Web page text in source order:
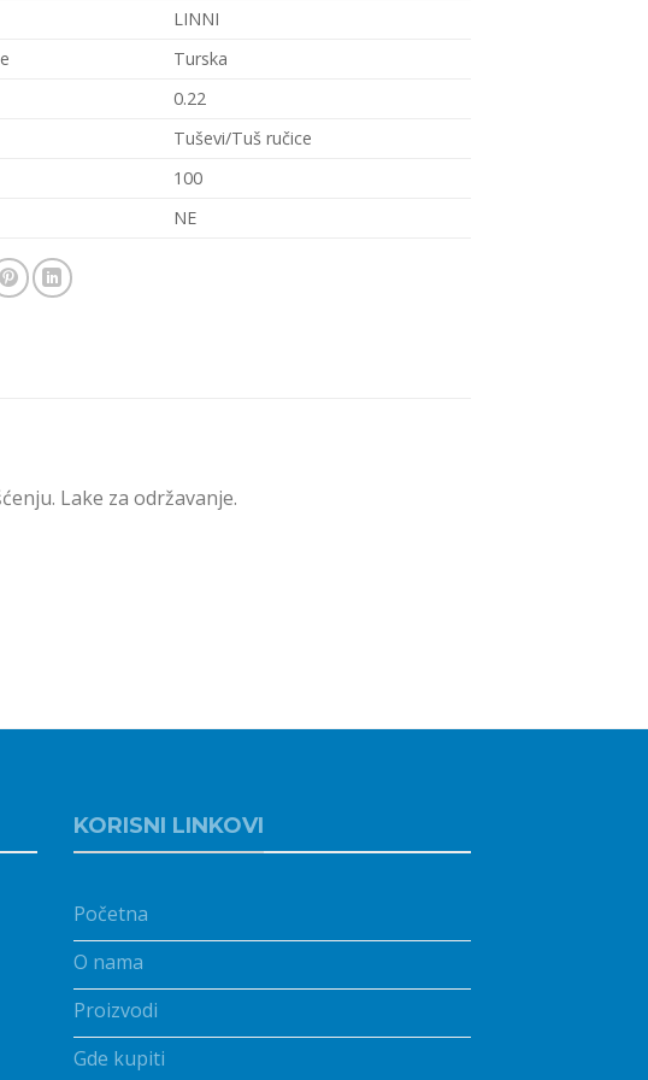
LINNI
Turska
0.22
Tuševi/Tuš ručice
100
NE
Lake za održavanje.
KORISNI LINKOVI
Početna
O nama
Proizvodi
Gde kupiti